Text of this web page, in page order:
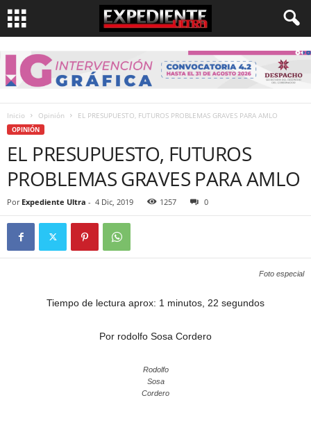
Inicio Opinión EL PRESUPUESTO, FUTUROS PROBLEMAS GRAVES PARA AMLO
OPINIÓN
EL PRESUPUESTO, FUTUROS
PROBLEMAS GRAVES PARA AMLO
Por Expediente Ultra - 4 Dic, 2019 1257 0
Foto especial
Tiempo de lectura aprox: 1 minutos, 22 segundos
Por rodolfo Sosa Cordero
Rodolfo
Sosa
Cordero